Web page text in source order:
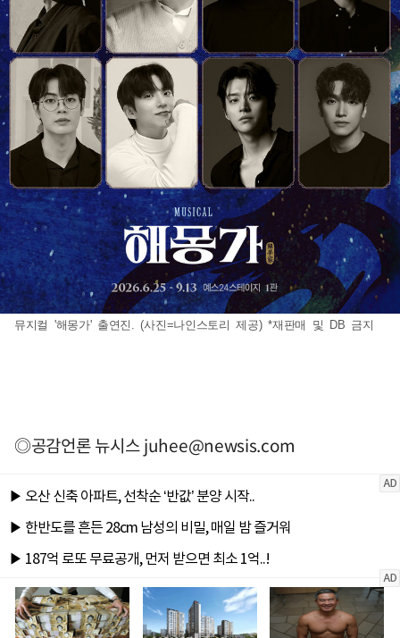
뮤지컬 '해몽가' 출연진. (사진=나인스토리 제공) *재판매 및 DB 금지
◎공감언론 뉴시스juhee@newsis.com